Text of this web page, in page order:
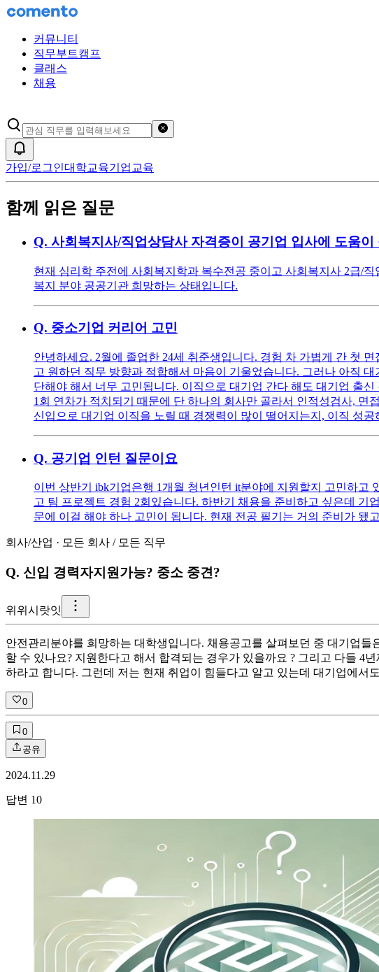
커뮤니티
직무부트캠프
클래스
채용
가입/로그인대학교육기업교육
함께 읽은 질문
Q. 사회복지사/직업상담사 자격증이 공기업 입사에 도움이
현재 심리학 주전에 사회복지학과 복수전공 중이고 사회복지사 2급/
복지 분야 공공기관 희망하는 상태입니다.
Q. 중소기업 커리어 고민
안녕하세요. 2월에 졸업한 24세 취준생입니다. 경험 차 가볍게 간 첫
고 원하던 직무 방향과 적합해서 마음이 기울었습니다. 그러나 아직
단해야 해서 너무 고민됩니다. 이직으로 대기업 간다 해도 대기업 출
1회 연차가 적치되기 때문에 단 하나의 회사만 골라서 인적성검사,
신입으로 대기업 이직을 노릴 때 경쟁력이 많이 떨어지는지, 이직 성
Q. 공기업 인턴 질문이요
이번 상반기 ibk기업은행 1개월 청년인턴 it분야에 지원할지 고민하고
고 팀 프로젝트 경험 2회있습니다. 하반기 채용을 준비하고 싶은데
문에 이걸 해야 하나 고민이 됩니다. 현재 전공 필기는 거의 준비가 됐
회사/산업 · 모든 회사 / 모든 직무
Q. 신입 경력자지원가능? 중소 중견?
위 위시랏잇
안전관리분야를 희망하는 대학생입니다. 채용공고를 살펴보던 중 대기업
할 수 있나요? 지원한다고 해서 합격되는 경우가 있을까요 ? 그리고 다들 4
하라고 합니다. 그런데 저는 현재 취업이 힘들다고 알고 있는데 대기업에
0
0
공유
2024.11.29
답변 10